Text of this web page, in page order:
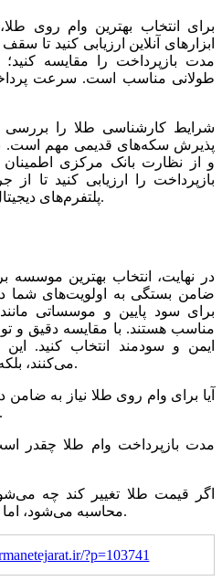
برای انتخاب بهترین وام روی
ابزارهای آنلاین ارزیابی کنید تا
مدت بازپرداخت را مقایسه کنید؛
طولانی مناسب است. سرعت
پذیرش سکه‌های قدیمی مهم است.
و از نظارت بانک مرکزی اطمینان
بازپرداخت را ارزیابی کنید تا
پلتفرم‌های دیجیتال می‌تواند فرآیند را آسان‌تر کند.
در نهایت، انتخاب بهترین
ضامن بستگی به اولویت‌های شما
برای سود پایین و موسساتی
مناسب هستند. با مقایسه دقیق و
ایمن و سودمند انتخاب کنید. این
می‌کنند، بلکه سرمایه طلا را حفظ می‌نمایند.
آیا برای وام روی طلا نیاز به ضامن
طلا به عنوان وثیقه کافی است.
اگر قیمت طلا تغییر کند چه
محاسبه می‌شود، اما نوسان بر بازپرداخت تاثیر ندارد.
?p=103741